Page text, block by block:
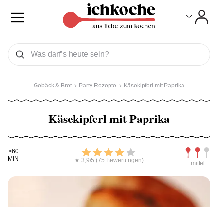
Was wollen Sie suchen
Suchen
Gebäck & Brot Party Rezepte Käsekipferl mit Paprika
Käsekipferl mit Paprika
Kochdauer
>60
MIN
Bewerten
★ 3,9/5 (75 Bewertungen) mittel